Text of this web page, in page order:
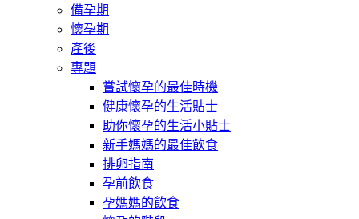
備孕期
懷孕期
產後
專題
嘗試懷孕的最佳時機
健康懷孕的生活貼士
助你懷孕的生活小貼士
新手媽媽的最佳飲食
排卵指南
孕前飲食
孕媽媽的飲食